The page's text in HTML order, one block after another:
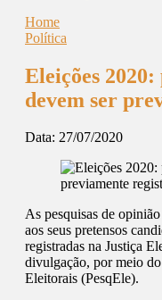
Home
Política
Eleições 2020:
devem ser
Data: 27/07/2020
As pesquisas de
aos seus pretensos
registradas na Justiça
divulgação, por meio
Eleitorais (PesqEle).